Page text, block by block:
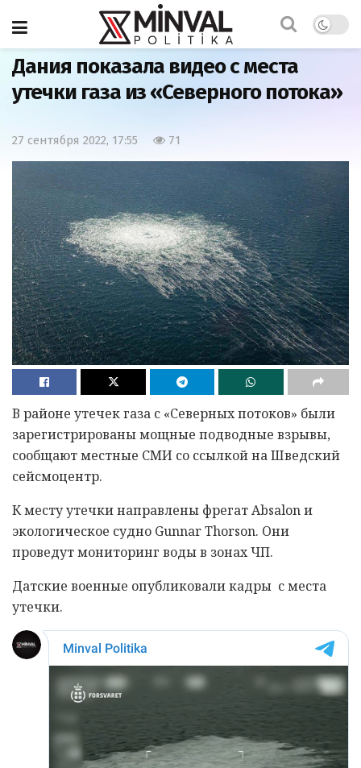
Главная
Дания показала видео с места
утечки газа из «Северного потока»
27 сентября 2022, 17:55 71
В районе утечек газа с «Северных потоков» были
зарегистрированы мощные подводные взрывы,
сообщают местные СМИ со ссылкой на Шведский
сейсмоцентр.
К месту утечки направлены фрегат Absalon и
экологическое судно Gunnar Thorson. Они
проведут мониторинг воды в зонах ЧП.
Датские военные опубликовали кадры с места
утечки.